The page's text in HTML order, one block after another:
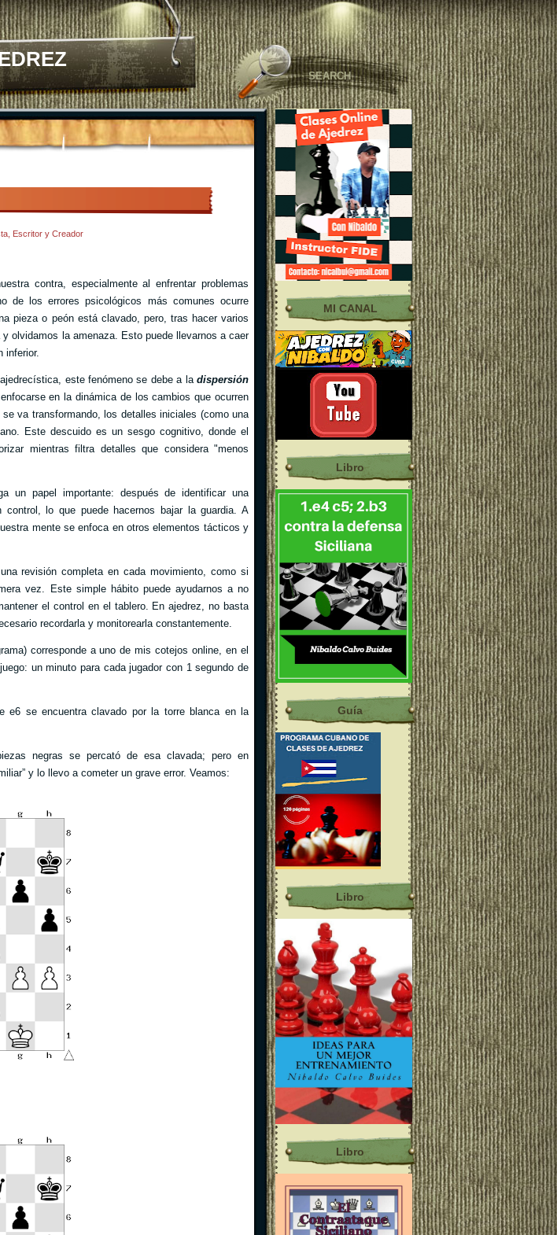
Escritor y Creador
contra, especialmente al enfrentar problemas
de los errores psicológicos más comunes ocurre
pieza o peón está clavado, pero, tras hacer varios
olvidamos la amenaza. Esto puede llevarnos a caer
inferior.
este fenómeno se debe a la dispersión
en la dinámica de los cambios que ocurren
va transformando, los detalles iniciales (como una
Este descuido es un sesgo cognitivo, donde el
mientras filtra detalles que considera "menos
un papel importante: después de identificar una
lo que puede hacernos bajar la guardia. A
mente se enfoca en otros elementos tácticos y
revisión completa en cada movimiento, como si
vez. Este simple hábito puede ayudarnos a no
el control en el tablero. En ajedrez, no basta
recordarla y monitorearla constantemente.
corresponde a uno de mis cotejos online, en el
un minuto para cada jugador con 1 segundo de
e6 se encuentra clavado por la torre blanca en la
negras se percató de esa clavada; pero en
y lo llevo a cometer un grave error. Veamos:
MI CANAL
Libro
Guía
Libro
Libro